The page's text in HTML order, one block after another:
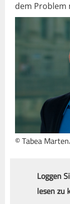
dem Problem
© Tabea
Loggen
lesen zu